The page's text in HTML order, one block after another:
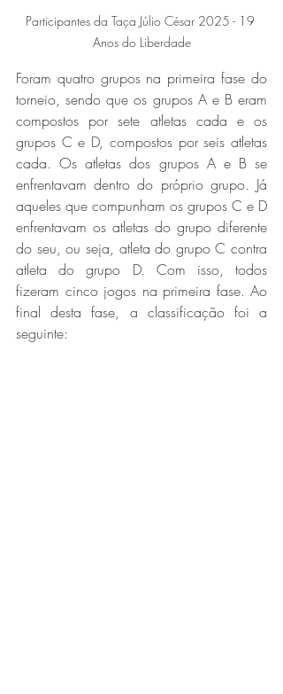
Participantes da Taça Júlio César 2025 - 19
Anos do Liberdade
Foram quatro grupos na primeira fase do
torneio, sendo que os grupos A e B eram
compostos por sete atletas cada e os
grupos C e D, compostos por seis atletas
cada. Os atletas dos grupos A e B se
enfrentavam dentro do próprio grupo. Já
aqueles que compunham os grupos C e D
enfrentavam os atletas do grupo diferente
do seu, ou seja, atleta do grupo C contra
atleta do grupo D. Com isso, todos
fizeram cinco jogos na primeira fase. Ao
final desta fase, a classificação foi a
seguinte: